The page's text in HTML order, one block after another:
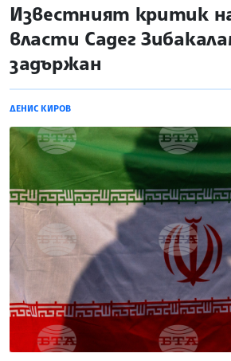
site.bta
Известният критик
власти Садег
задържан
ДЕНИС КИРОВ